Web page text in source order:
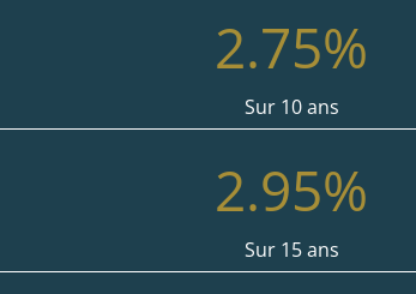
2.75%
Sur 10 ans
2.95%
Sur 15 ans